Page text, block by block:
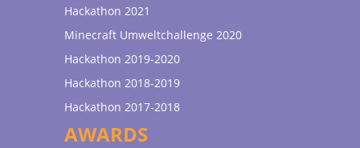
Hackathon 2021
Minecraft Umweltchallenge 2020
Hackathon 2019-2020
Hackathon 2018-2019
Hackathon 2017-2018
AWARDS